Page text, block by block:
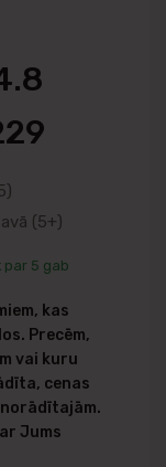
(5+)
par 5 gab
kas
Precēm,
vai kuru
cenas
Jums